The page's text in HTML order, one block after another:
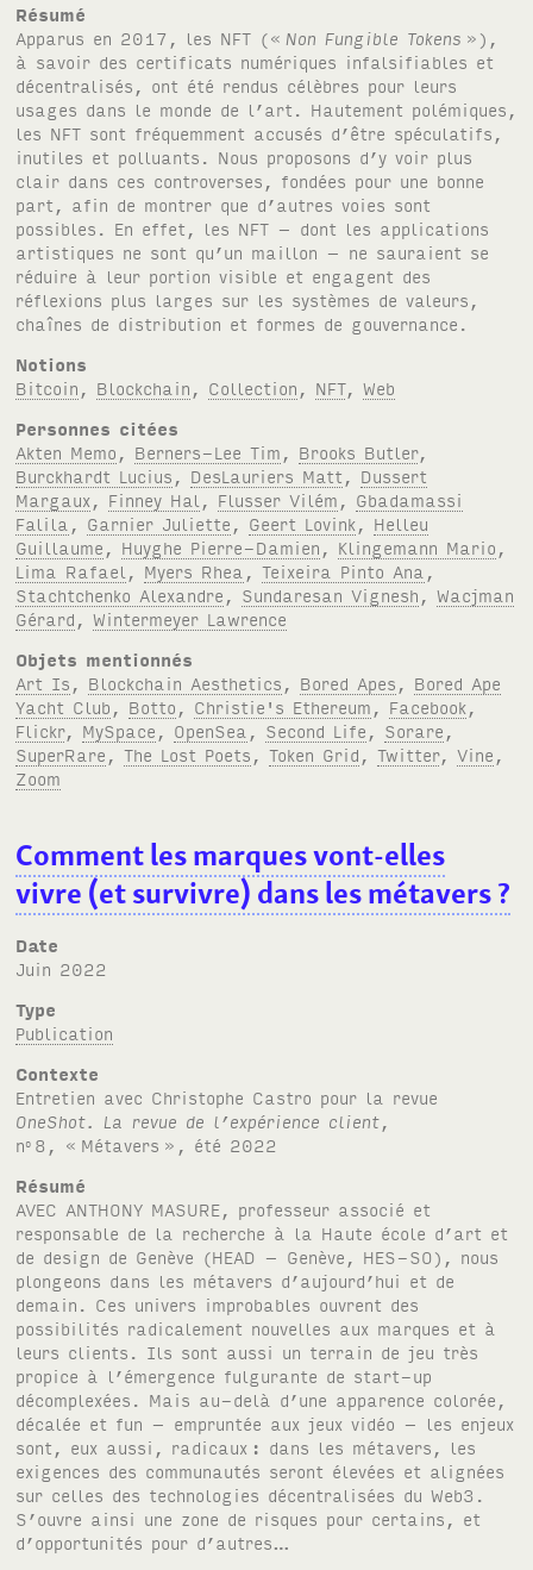
Résumé
Apparus en 2017, les NFT (« Non Fungible Tokens »),
à savoir des certificats numériques infalsifiables et
décentralisés, ont été rendus célèbres pour leurs
usages dans le monde de l’art. Hautement polémiques,
les NFT sont fréquemment accusés d’être spéculatifs,
inutiles et polluants. Nous proposons d’y voir plus
clair dans ces controverses, fondées pour une bonne
part, afin de montrer que d’autres voies sont
possibles. En effet, les NFT – dont les applications
artistiques ne sont qu’un maillon – ne sauraient se
réduire à leur portion visible et engagent des
réflexions plus larges sur les systèmes de valeurs,
chaînes de distribution et formes de gouvernance.
Notions
Bitcoin
Blockchain Collection NFT,Web
Personnes citées
Akten Memo
Berners-Lee Tim Brooks Butler,
Burckhardt Lucius
DesLauriers Matt
Dussert
Margaux
Finney Hal Flusser Vilém
Gbadamassi
Falila
Garnier Juliette Geert Lovink
Helleu
Guillaume
Huyghe Pierre-Damien Klingemann Mario
Lima Rafael
Myers Rhea ,Teixeira Pinto Ana
Stachtchenko Alexandre
Sundaresan Vignesh ,Wacjman
Gérard ,Wintermeyer Lawrence
Objets mentionnés
Art Is
Blockchain Aesthetics Bored Apes
Bored Ape
Yacht Club
Botto Christie's Ethereum Facebook
Flickr, MySpace OpenSea Second Life Sorare
SuperRare ,The Lost Poets ,Token Grid ,Twitter,Vine
Zoom
Comment les marques vont-elles
vivre (et survivre) dans les métavers?
Date
juin 2022
Type
Publication
Contexte
Entretien avec Christophe Castro pour la revue
OneShot. La revue de l’expérience client,
no 8, « Métavers », été 2022
Résumé
AVEC ANTHONY MASURE, professeur associé et
responsable de la recherche à la Haute école d’art et
de design de Genève (HEAD – Genève, HES-SO), nous
plongeons dans les métavers d’aujourd’hui et de
demain. Ces univers improbables ouvrent des
possibilités radicalement nouvelles aux marques et à
leurs clients. Ils sont aussi un terrain de jeu très
propice à l’émergence fulgurante de start-up
décomplexées. Mais au-delà d’une apparence colorée,
décalée et fun – empruntée aux jeux vidéo – les enjeux
sont, eux aussi, radicaux : dans les métavers, les
exigences des communautés seront élevées et alignées
sur celles des technologies décentralisées du Web3.
S’ouvre ainsi une zone de risques pour certains, et
d’opportunités pour d’autres…